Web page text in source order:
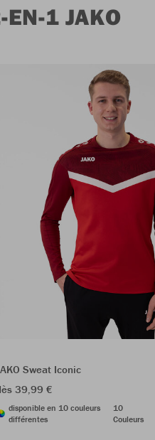
EN-1 JAKO
Sweat Iconic
39,99 €
disponible en 10 couleurs
différentes
10
Couleurs